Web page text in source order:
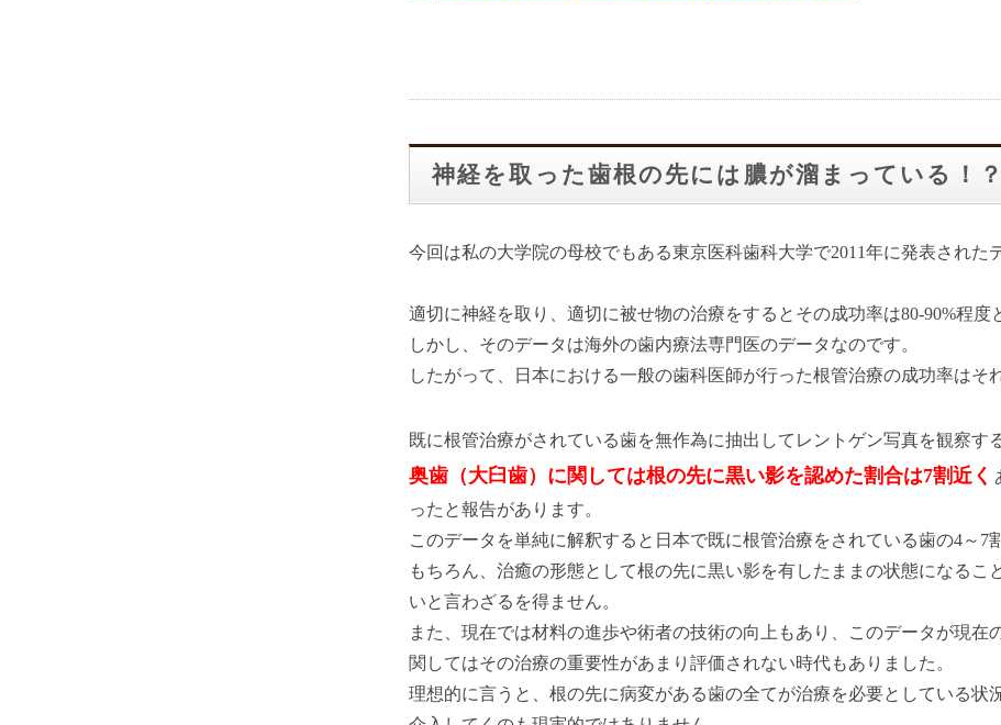
神経を取った歯根の先には膿が溜まっている！？
今回は私の大学院の母校でもある東京医科歯科大学で2011年に発表された
適切に神経を取り、適切に被せ物の治療をするとその成功率は80-90%程度
しかし、そのデータは海外の歯内療法専門医のデータなのです。
したがって、日本における一般の歯科医師が行った根管治療の成功率はそ
既に根管治療がされている歯を無作為に抽出してレントゲン写真を観察す
奥歯（大臼歯）に関しては根の先に黒い影を認めた割合は7割近く
ったと報告があります。
このデータを単純に解釈すると日本で既に根管治療をされている歯の4～7
もちろん、治癒の形態として根の先に黒い影を有したままの状態になる
いと言わざるを得ません。
また、現在では材料の進歩や術者の技術の向上もあり、このデータが現
関してはその治療の重要性があまり評価されない時代もありました。
理想的に言うと、根の先に病変がある歯の全てが治療を必要としている